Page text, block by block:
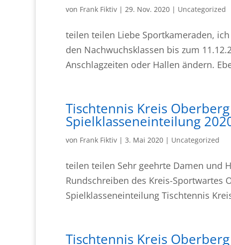
von Frank Fiktiv | 29. Nov. 2020 | Uncategorized
teilen teilen Liebe Sportkameraden,
den Nachwuchsklassen bis zum
Anschlagzeiten oder Hallen ändern.
Tischtennis Kreis
Spielklasseneinteilung
von Frank Fiktiv | 3. Mai 2020 | Uncategorized
teilen teilen Sehr geehrte Damen und
Rundschreiben des Kreis-Sportwartes
Spielklasseneinteilung Tischtennis
Tischtennis Kreis